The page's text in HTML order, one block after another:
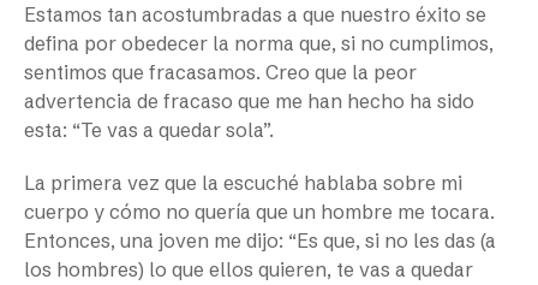
Estamos tan acostumbradas a que nuestro éxito se
defina por obedecer la norma que, si no cumplimos,
sentimos que fracasamos. Creo que la peor
advertencia de fracaso que me han hecho ha sido
esta: “Te vas a quedar sola”.
La primera vez que la escuché hablaba sobre mi
cuerpo y cómo no quería que un hombre me tocara.
Entonces, una joven me dijo: “Es que, si no les das (a
los hombres) lo que ellos quieren, te vas a quedar